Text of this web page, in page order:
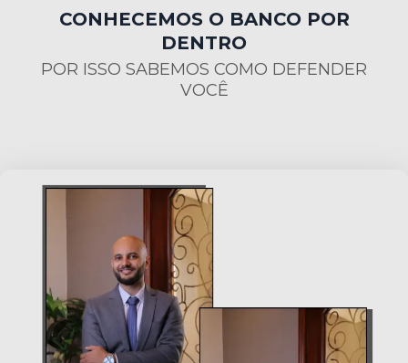
CONHECEMOS O BANCO POR
DENTRO
POR ISSO SABEMOS COMO DEFENDER
VOCÊ